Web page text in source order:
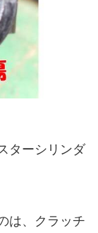
ターシリンダ
は、クラッチ